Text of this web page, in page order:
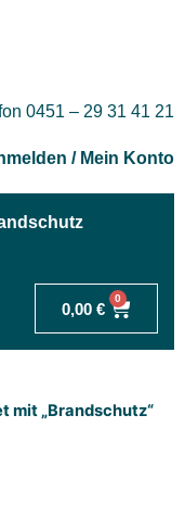
0451 – 29 31 41 21
/ Mein Konto
0,00 €
0
mit „Brandschutz“